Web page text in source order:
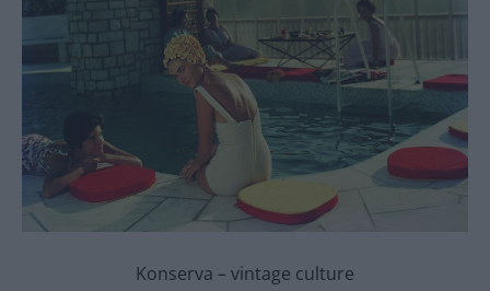
Konserva – vintage culture